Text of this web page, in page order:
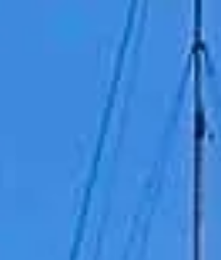
07:30
Chủ Nhật, Tháng 8 9, 2026
Lungotevere Castello, 50, 00193